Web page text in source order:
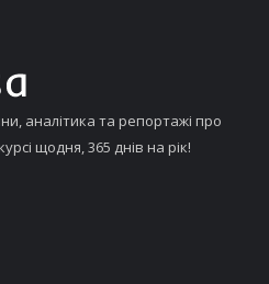
аналітика та репортажі про
щодня, 365 днів на рік!